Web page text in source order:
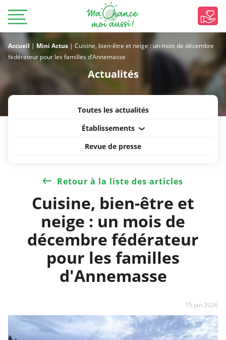
Accueil | Mini Actus | Cuisine, bien-être et neige : un mois de décembre
fédérateur pour les familles d’Annemasse
Actualités
Toutes les actualités
Établissements
Revue de presse
Retour à la liste des articles
Cuisine, bien-être et
neige : un mois de
décembre fédérateur
pour les familles
d'Annemasse
15 jan 2026